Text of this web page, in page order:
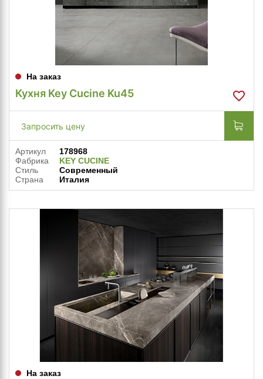
На заказ
Кухня Key Cucine Ku45
Запросить цену
Артикул
178968
Фабрика
KEY CUCINE
Стиль
Современный
Страна
Италия
На заказ